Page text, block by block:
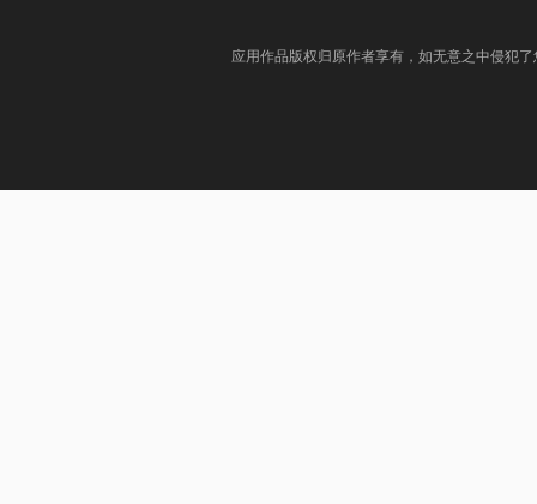
应用作品版权归原作者享有，如无意之中侵犯